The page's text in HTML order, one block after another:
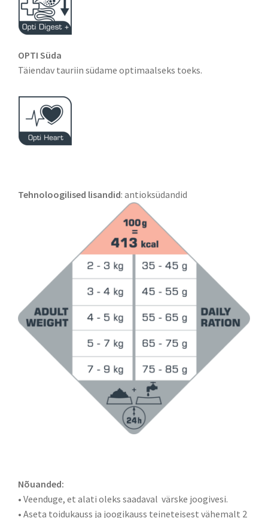
OPTI Süda
Täiendav tauriin südame optimaalseks toeks.
Tehnoloogilised lisandid: antioksüdandid
Nõuanded:
• Veenduge, et alati oleks saadaval värske joogivesi.
• Aseta toidukauss ja joogikauss teineteisest vähemalt 2